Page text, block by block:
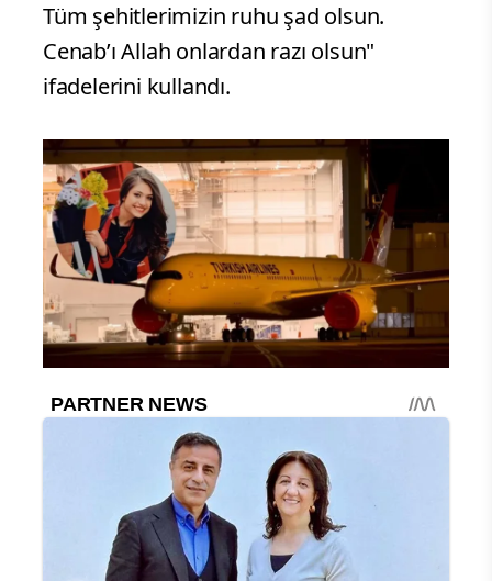
Tüm şehitlerimizin ruhu şad olsun.
Cenab’ı Allah onlardan razı olsun"
ifadelerini kullandı.